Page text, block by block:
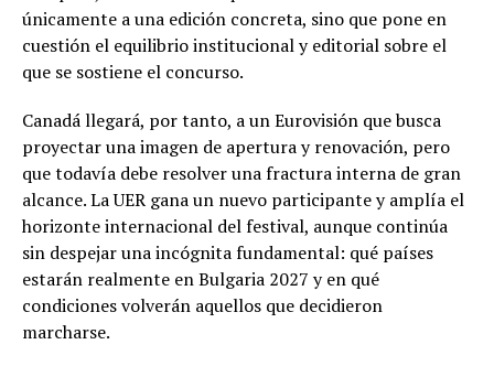
únicamente a una edición concreta, sino que pone en
cuestión el equilibrio institucional y editorial sobre el
que se sostiene el concurso.
Canadá llegará, por tanto, a un Eurovisión que busca
proyectar una imagen de apertura y renovación, pero
que todavía debe resolver una fractura interna de gran
alcance. La UER gana un nuevo participante y amplía el
horizonte internacional del festival, aunque continúa
sin despejar una incógnita fundamental: qué países
estarán realmente en Bulgaria 2027 y en qué
condiciones volverán aquellos que decidieron
marcharse.